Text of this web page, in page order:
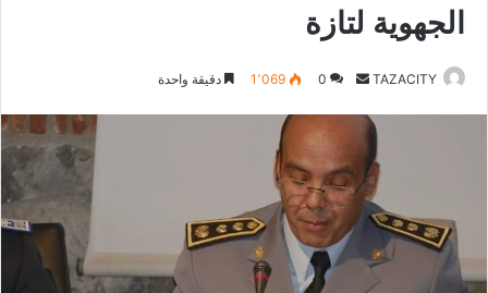
الجهوية لتازة
TAZACITY
ب
د
0 1٬069 دقيقة واحدة